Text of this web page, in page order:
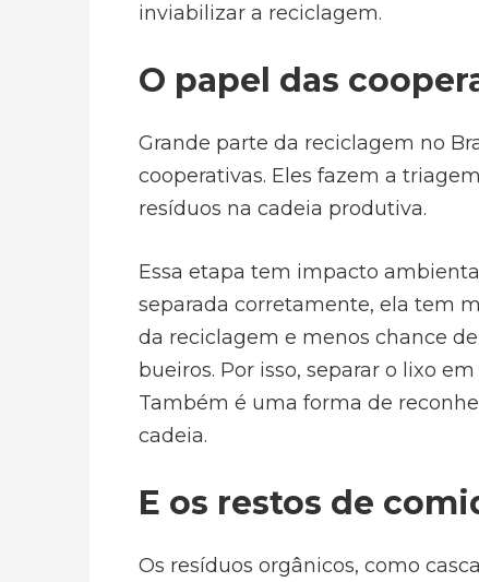
inviabilizar a reciclagem.
O papel das
Grande parte da reciclagem no
cooperativas. Eles fazem a
resíduos na cadeia produtiva.
Essa etapa tem impacto
separada corretamente, ela tem
da reciclagem e menos chance
bueiros. Por isso, separar o lixo
Também é uma forma de
cadeia.
E os restos de
Os resíduos orgânicos, como